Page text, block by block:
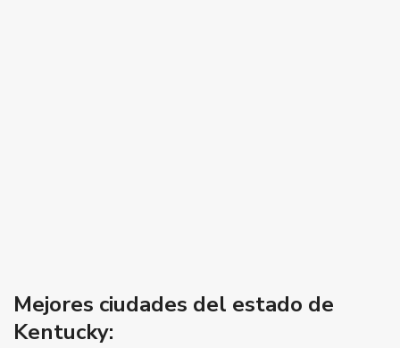
Mejores ciudades del estado de
Kentucky: